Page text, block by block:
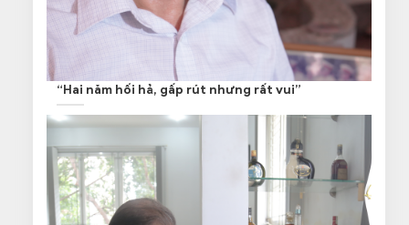
“Hai năm hối hả, gấp rút nhưng rất vui”